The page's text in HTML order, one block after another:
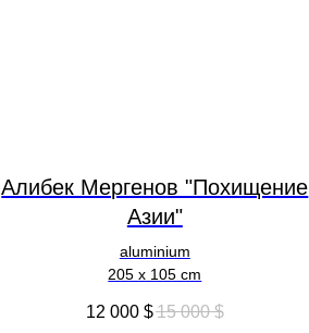
Алибек Мергенов "Похищение
Азии"
aluminium
205 x 105 cm
12 000 $15 000 $